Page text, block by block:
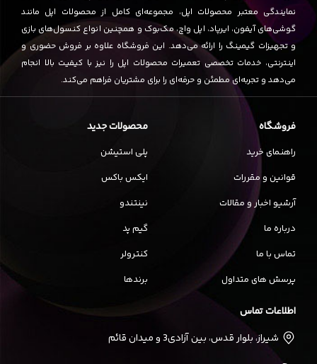
نمایندگی معتبر محصولات اپل، مجموعه‌ای کامل از محصولات اپل مانند
گوشی‌های آیفون، ایرپاد، اپل واچ، مک‌بوک و همچنین انواع کنسول‌های بازی
و تجهیزات گیمینگ را ارائه می‌دهد. این فروشگاه علاوه بر فروش حضوری و
اینترنتی، خدمات تخصصی تعمیرات محصولات اپل را نیز با کیفیت بالا انجام
می‌دهد و تجربه‌ای مطمئن و حرفه‌ای را برای مشتریان فراهم می‌کند.
فروشگاه
راهنمای خرید
قوانین و مقررات
آرشیو اخبار و مقالات
درباره ما
تماس با ما
پرسش های متداول
محصولات جدید
پلی استیشن
ایکس باکس
نینتندو
گیم پد
کنترولر
برندها
اطلاعات تماس
شیراز، بلوار قدس، بین آزادی3 و میدان قائم